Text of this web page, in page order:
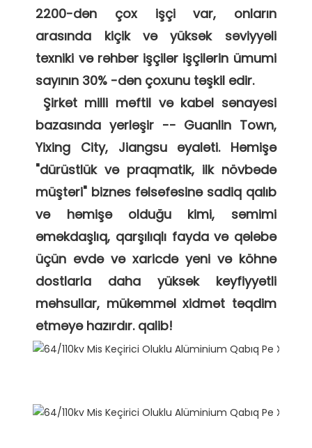
2200-dən çox işçi var, onların
arasında kiçik və yüksək səviyyəli
texniki və rəhbər işçilər işçilərin ümumi
sayının 30% -dən çoxunu təşkil edir.
bazasında yerləşir -- Guanlin Town,
Yixing City, Jiangsu əyaləti. Həmişə
"dürüstlük və praqmatik, ilk növbədə
müştəri" biznes fəlsəfəsinə sadiq qalıb
və həmişə olduğu kimi, səmimi
əməkdaşlıq, qarşılıqlı fayda və qələbə
üçün evdə və xaricdə yeni və köhnə
dostlarla daha yüksək keyfiyyətli
məhsullar, mükəmməl xidmət təqdim